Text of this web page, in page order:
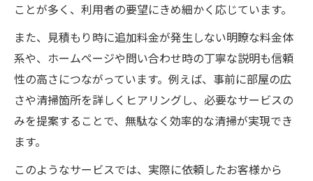
ことが多く、利用者の要望にきめ細かく応じています。
また、見積もり時に追加料金が発生しない明瞭な料金体
系や、ホームページや問い合わせ時の丁寧な説明も信頼
性の高さにつながっています。例えば、事前に部屋の広
さや清掃箇所を詳しくヒアリングし、必要なサービスの
みを提案することで、無駄なく効率的な清掃が実現でき
ます。
このようなサービスでは、実際に依頼したお客様から